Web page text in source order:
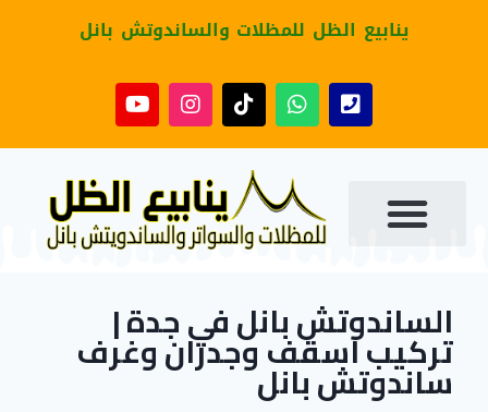
ينابيع الظل للمظلات والساندوتش بانل
الساندوتش بانل في جدة |
تركيب اسقف وجدران وغرف
ساندوتش بانل